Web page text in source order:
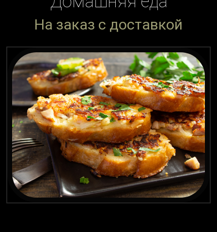
На заказ с доставкой